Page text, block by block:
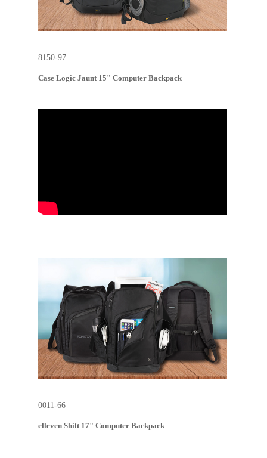
8150-97
Case Logic Jaunt 15" Computer Backpack
0011-66
elleven Shift 17" Computer Backpack